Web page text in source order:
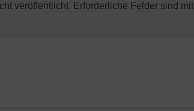
veröffentlicht. Erforderliche Felder sind mit